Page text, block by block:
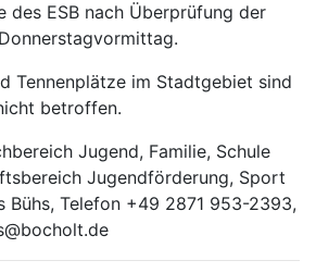
ESB nach Überprüfung der
Tennenplätze im Stadtgebiet sind
betroffen.
Jugend, Familie, Schule
Jugendförderung, Sport
Bühs, Telefon +49 2871 953-2393,